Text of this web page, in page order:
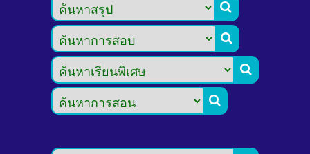



